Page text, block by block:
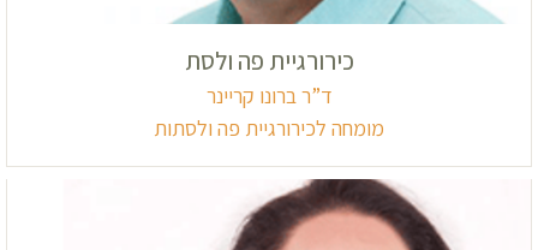
כירורגיית פה ולסת
ד”ר ברונו קריינר
מומחה לכירורגיית פה ולסתות